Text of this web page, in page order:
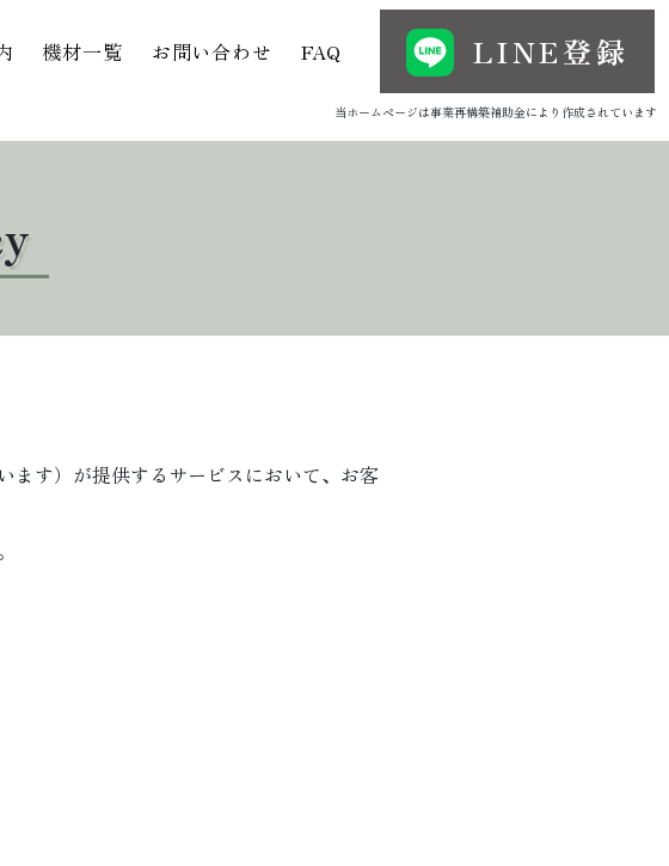
機材一覧 お問い合わせ FAQ LINE登録
当ホームページは事業再構築補助金により作成されています
ます）が提供するサービスにおいて、お客